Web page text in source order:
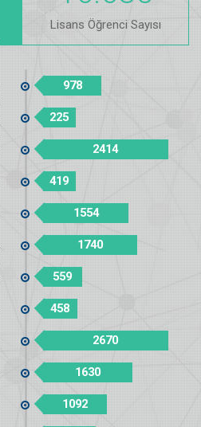
Lisans Öğrenci Sayısı
978
225
2414
419
1554
1740
559
458
2670
1630
1092